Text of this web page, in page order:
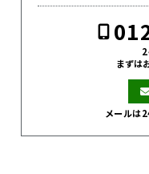
まずは
メールは